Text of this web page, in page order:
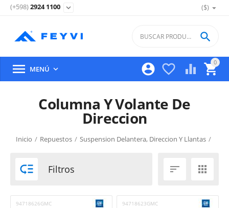
($)
(+598)2924 1100 expand_more
0

 


 MENÚ 
Columna Y Volante De
Direccion
Inicio / Repuestos / Suspension Delantera, Direccion Y Llantas /
 Filtros  
94718626GMC 94718623GMC